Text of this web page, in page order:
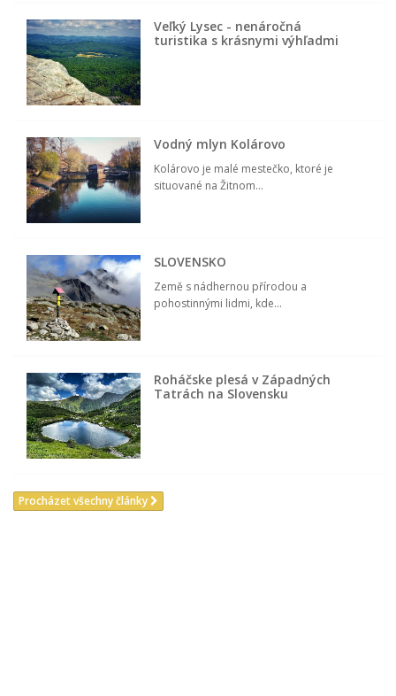
Veľký Lysec - nenáročná
turistika s krásnymi výhľadmi
Vodný mlyn Kolárovo
Kolárovo je malé mestečko, ktoré je
situované na Žitnom...
SLOVENSKO
Země s nádhernou přírodou a
pohostinnými lidmi, kde...
Roháčske plesá v Západných
Tatrách na Slovensku
Procházet všechny články